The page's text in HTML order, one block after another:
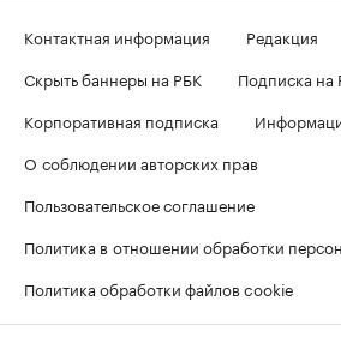
Контактная информация
Редакция
Скрыть баннеры на РБК
Подписка на
Корпоративная подписка
О соблюдении авторских прав
Пользовательское соглашение
Политика в отношении обработки
Политика обработки файлов cookie